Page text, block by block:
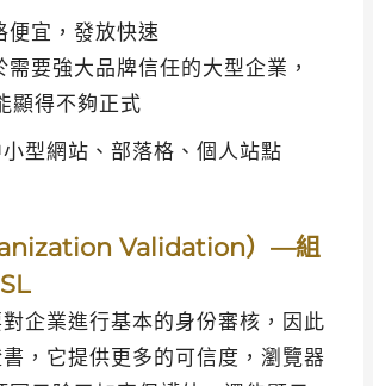
便宜，發放快速
需要強大品牌信任的大型企業，
顯得不夠正式
小型網站、部落格、個人站點
Validation）—組
企業進行基本的身份審核，因此
，它提供更多的可信度，瀏覽器